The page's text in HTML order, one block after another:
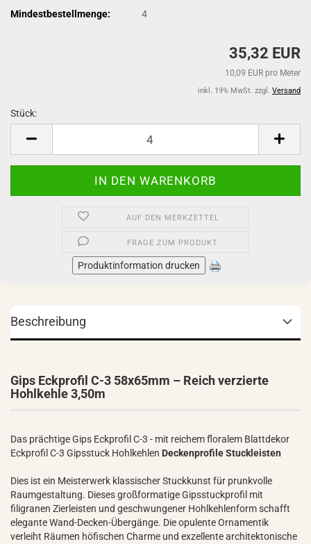
Mindestbestellmenge:
4
35,32 EUR
10,09 EUR pro Meter
inkl. 19% MwSt. zzgl. Versand
Stück:
AUF DEN MERKZETTEL
FRAGE ZUM PRODUKT
Produktinformation drucken
Beschreibung
Gips Eckprofil C-3 58x65mm – Reich verzierte
Hohlkehle 3,50m
Das prächtige Gips Eckprofil C-3 - mit reichem floralem Blattdekor
Eckprofil C-3 Gipsstuck Hohlkehlen DeckenprofileStuckleisten
Dies ist ein Meisterwerk klassischer Stuckkunst für prunkvolle
Raumgestaltung. Dieses großformatige Gipsstuckprofil mit
filigranen Zierleisten und geschwungener Hohlkehlenform schafft
elegante Wand-Decken-Übergänge. Die opulente Ornamentik
verleiht Räumen höfischen Charme und exzellente architektonische